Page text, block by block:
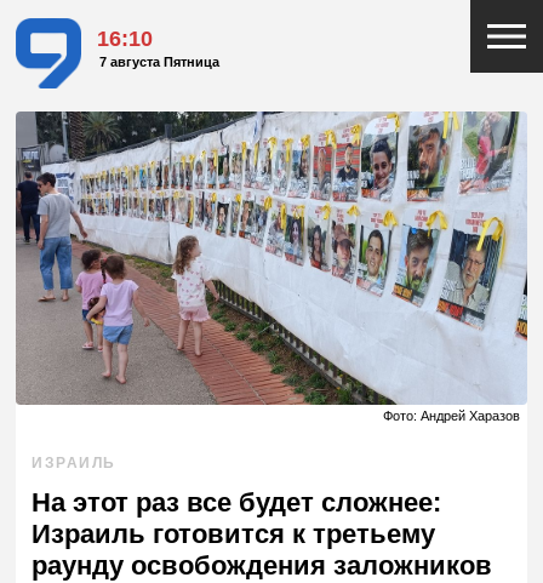
16:10
7 августа Пятница
Фото: Андрей Харазов
ИЗРАИЛЬ
На этот раз все будет сложнее:
Израиль готовится к третьему
раунду освобождения заложников